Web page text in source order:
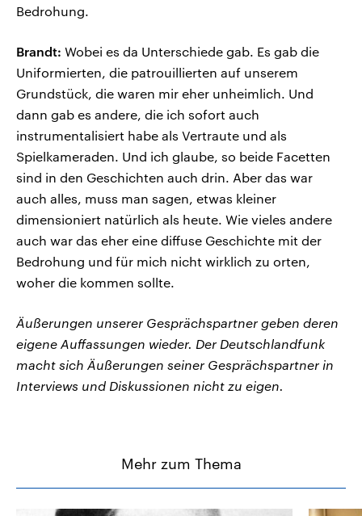
Bedrohung.
Brandt: Wobei es da Unterschiede gab. Es gab die
Uniformierten, die patrouillierten auf unserem
Grundstück, die waren mir eher unheimlich. Und
dann gab es andere, die ich sofort auch
instrumentalisiert habe als Vertraute und als
Spielkameraden. Und ich glaube, so beide Facetten
sind in den Geschichten auch drin. Aber das war
auch alles, muss man sagen, etwas kleiner
dimensioniert natürlich als heute. Wie vieles andere
auch war das eher eine diffuse Geschichte mit der
Bedrohung und für mich nicht wirklich zu orten,
woher die kommen sollte.
Äußerungen unserer Gesprächspartner geben deren
eigene Auffassungen wieder. Der Deutschlandfunk
macht sich Äußerungen seiner Gesprächspartner in
Interviews und Diskussionen nicht zu eigen.
Mehr zum Thema